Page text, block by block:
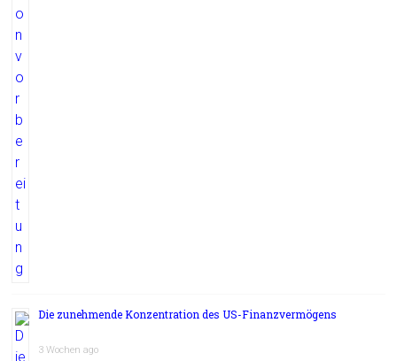
Die zunehmende Konzentration des US-Finanzvermögens
3 Wochen ago